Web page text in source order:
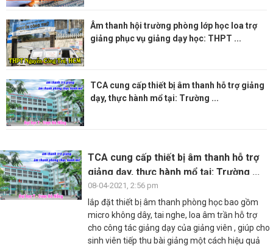
Âm thanh hội trường phòng lớp học loa trợ
giảng phục vụ giảng dạy học: THPT ...
TCA cung cấp thiết bị âm thanh hỗ trợ giảng
dạy, thực hành mổ tại: Trường ...
TCA cung cấp thiết bị âm thanh hỗ trợ
giảng dạy, thực hành mổ tại: Trường ...
08-04-2021, 2:56 pm
lắp đặt thiết bị âm thanh phòng học bao gồm
micro không dây, tai nghe, loa âm trần hỗ trợ
cho công tác giảng dạy của giảng viên , giúp cho
sinh viên tiếp thu bài giảng một cách hiệu quả